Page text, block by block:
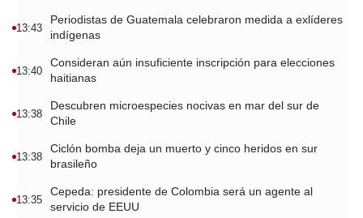
13:43
Periodistas de Guatemala celebraron medida a exlíderes
indígenas
13:40
Consideran aún insuficiente inscripción para elecciones
haitianas
13:38
Descubren microespecies nocivas en mar del sur de
Chile
13:38
Ciclón bomba deja un muerto y cinco heridos en sur
brasileño
13:35
Cepeda: presidente de Colombia será un agente al
servicio de EEUU